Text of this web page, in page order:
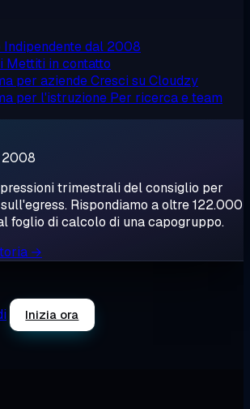
Indipendente dal 2008
Mettiti in contatto
per aziendeCresci su Cloudzy
per l'istruzione Per ricerca e team
2008
trimestrali del consiglio per
Rispondiamo a oltre 122.000
foglio di calcolo di una capogruppo.
→
Inizia ora